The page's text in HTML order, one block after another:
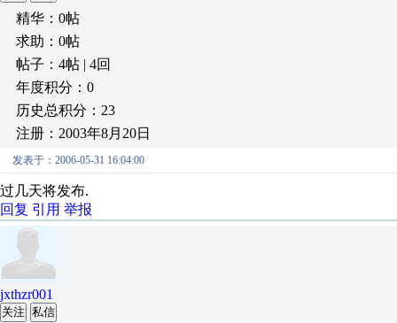
精华：0帖
求助：0帖
帖子：4帖 | 4回
年度积分：0
历史总积分：23
注册：2003年8月20日
发表于：2006-05-31 16:04:00
过几天将发布.
回复 引用 举报
jxthzr001
关注 私信